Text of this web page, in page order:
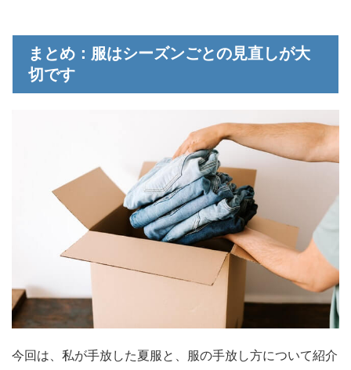
まとめ：服はシーズンごとの見直しが大
切です
今回は、私が手放した夏服と、服の手放し方について紹介